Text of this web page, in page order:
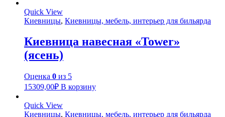
Quick View
Киевницы, Киевницы, мебель, интерьер для бильярда
Киевница навесная «Tower»
(ясень)
Оценка 0 из 5
15309,00₽ В корзину
Quick View
Киевницы, Киевницы, мебель, интерьер для бильярда